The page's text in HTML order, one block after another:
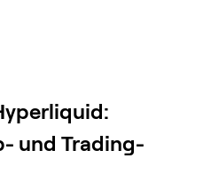
und Trading-